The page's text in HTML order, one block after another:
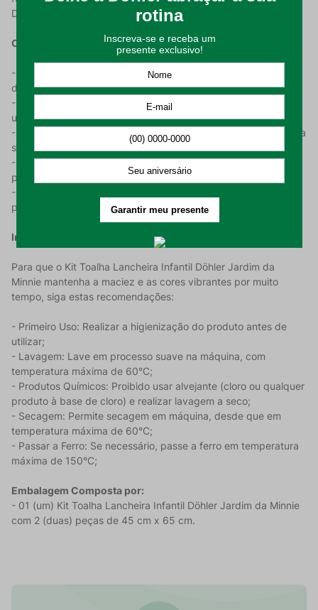
Disney!
Características do Produto:
- Licenciada Oficial Disney: Produto autêntico com a estampa
da Minnie Mouse e temática de jardim;
- Conforto Superior: 100% Algodão com tecido felpudo para
um toque macio e confortável;
- Absorção Eficiente: 240 g/m² de gramatura, que garante uma
secagem suave e rápida;
- Tamanho Ideal: 45 cm x 65 cm, perfeitas para a lancheira e
para o uso infantil;
- Kit Prático: Composto por 2 peças, oferecendo maior
praticidade para o dia a dia.
Instruções de Uso e Conservação:
Para que o Kit Toalha Lancheira Infantil Döhler Jardim da
Minnie mantenha a maciez e as cores vibrantes por muito
tempo, siga estas recomendações:
- Primeiro Uso: Realizar a higienização do produto antes de
utilizar;
- Lavagem: Lave em processo suave na máquina, com
temperatura máxima de 60°C;
- Produtos Químicos: Proibido usar alvejante (cloro ou qualquer
produto à base de cloro) e realizar lavagem a seco;
- Secagem: Permite secagem em máquina, desde que em
temperatura máxima de 60°C;
- Passar a Ferro: Se necessário, passe a ferro em temperatura
máxima de 150°C;
Embalagem Composta por:
- 01 (um) Kit Toalha Lancheira Infantil Döhler Jardim da Minnie
com 2 (duas) peças de 45 cm x 65 cm.